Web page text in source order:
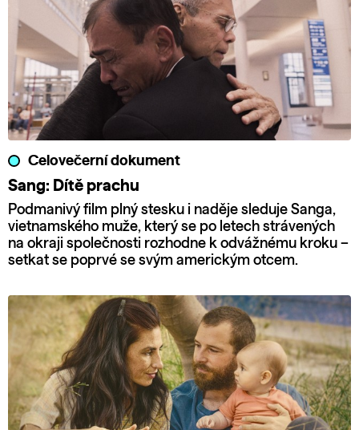
Celovečerní dokument
Sang: Dítě prachu
Podmanivý film plný stesku i naděje sleduje Sanga,
vietnamského muže, který se po letech strávených
na okraji společnosti rozhodne k odvážnému kroku –
setkat se poprvé se svým americkým otcem.